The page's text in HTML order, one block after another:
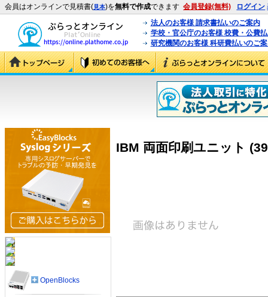
会員はオンラインで見積書(見本)を無料で作成できます 会員登録(無料) ログイン
法人のお客様 請求書払いのご案内
学校・官公庁のお客様 校費・公費
研究機関のお客様 科研費払いのご
IBM 両面印刷ユニット
OpenBlocks